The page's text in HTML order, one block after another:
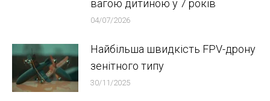
вагою дитиною у 7 років
04/07/2026
Найбільша швидкість FPV-дрону
зенітного типу
30/11/2025